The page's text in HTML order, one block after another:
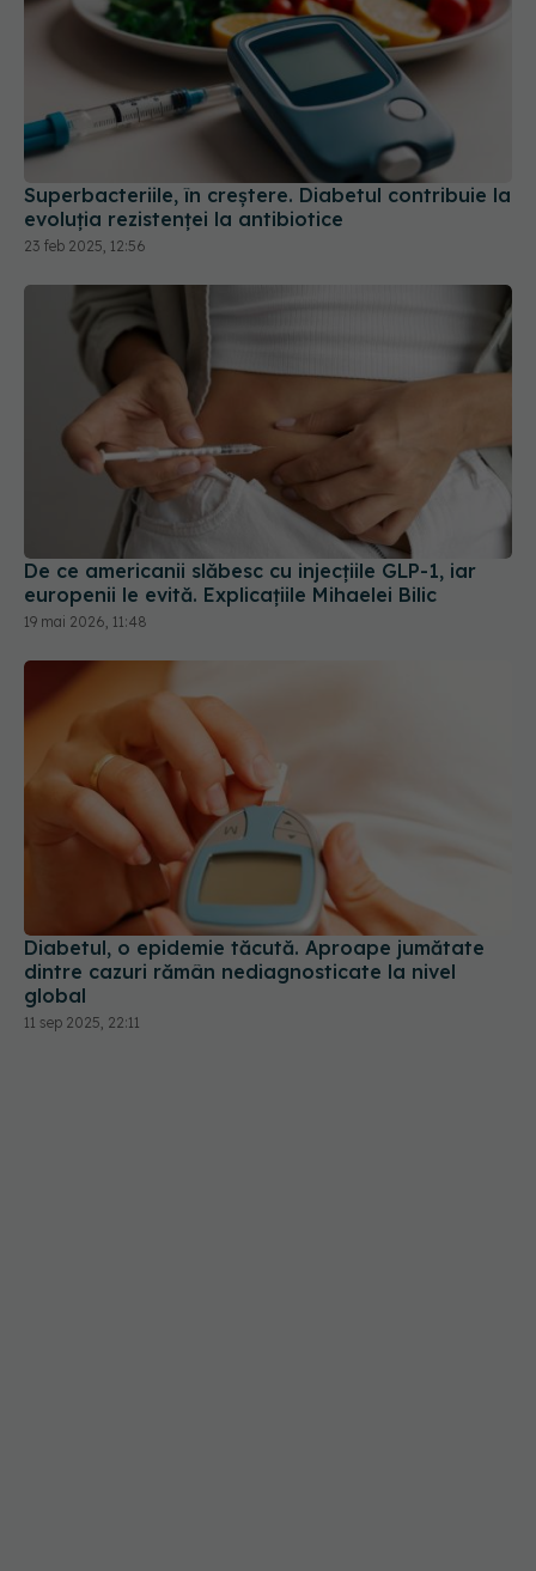
Superbacteriile, în creștere. Diabetul contribuie la
evoluția rezistenței la antibiotice
23 feb 2025, 12:56
De ce americanii slăbesc cu injecțiile GLP-1, iar
europenii le evită. Explicațiile Mihaelei Bilic
19 mai 2026, 11:48
Diabetul, o epidemie tăcută. Aproape jumătate
dintre cazuri rămân nediagnosticate la nivel
global
11 sep 2025, 22:11